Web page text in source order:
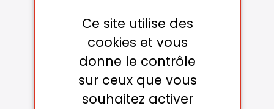
Ce site utilise des
cookies et vous
donne le contrôle
sur ceux que vous
souhaitez activer